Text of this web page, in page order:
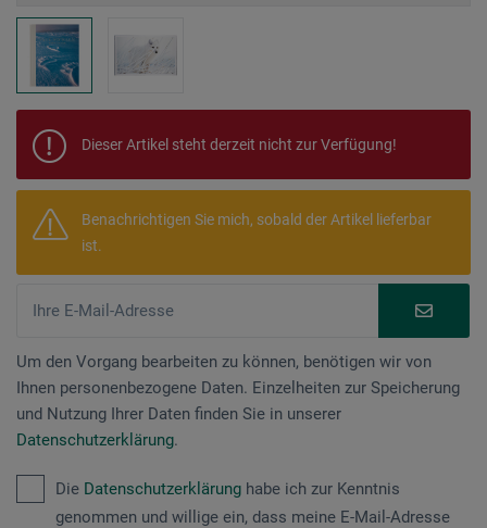
Dieser Artikel steht derzeit nicht zur Verfügung!
Benachrichtigen Sie mich, sobald der Artikel lieferbar
ist.
Um den Vorgang bearbeiten zu können, benötigen wir von
Ihnen personenbezogene Daten. Einzelheiten zur Speicherung
und Nutzung Ihrer Daten finden Sie in unserer
Datenschutzerklärung.
Die Datenschutzerklärung habe ich zur Kenntnis
genommen und willige ein, dass meine E-Mail-Adresse